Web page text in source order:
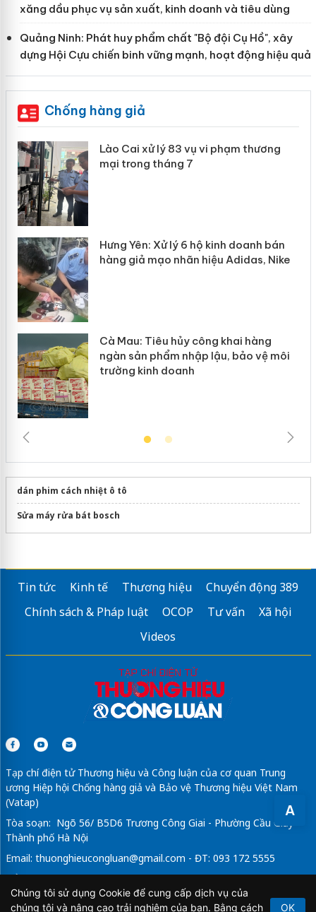
A
xăng dầu phục vụ sản xuất, kinh doanh và tiêu dùng
Quảng Ninh: Phát huy phẩm chất "Bộ đội Cụ Hồ", xây
dựng Hội Cựu chiến binh vững mạnh, hoạt động hiệu quả
Chống hàng giả
Lào Cai xử lý 83 vụ vi phạm thương
mại trong tháng 7
Hưng Yên: Xử lý 6 hộ kinh doanh bán
hàng giả mạo nhãn hiệu Adidas, Nike
Cà Mau: Tiêu hủy công khai hàng
ngàn sản phẩm nhập lậu, bảo vệ môi
trường kinh doanh
dán phim cách nhiệt ô tô
Sửa máy rửa bát bosch
Tin tức Kinh tế Thương hiệu
Chuyển động 389
Chính sách & Pháp luật
OCOP Tư vấn
Xã hội
Videos
Tạp chí điện tử Thương hiệu và Công luận của cơ quan Trung
ương Hiệp hội Chống hàng giả và Bảo vệ Thương hiệu Việt Nam
(Vatap)
Tòa soạn: Ngõ 56/ B5D6 Trương Công Giai - Phường Cầu Giấy -
Thành phố Hà Nội
Email: thuonghieucongluan@gmail.com - ĐT: 093 172 5555
Tổng Biên Tập: Vũ Đức Thuận
Giấy phép hoạt động báo chí điện tử số 64/GP-BTTTT do Bộ
Chúng tôi sử dụng Cookie để cung cấp dịch vụ của
chúng tôi và nâng cao trải nghiệm của bạn. Bằng cách
OK